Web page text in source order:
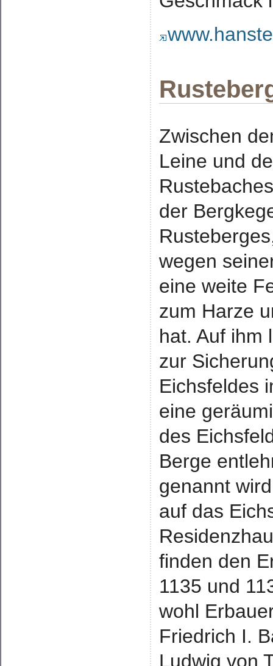
Zwischen
Leine und
der
wegen
eine weite
zum Harze
hat. Auf ihm
zur
Eichsfeldes
eine
des
Berge
genannt
auf das
finden den
1135 und
wohl
Friedrich I.
Ludwig von